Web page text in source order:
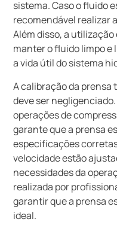
sistema. Caso o fluido
recomendável realizar
Além disso, a utilização
manter o fluido limpo e
a vida útil do sistema
A calibração da prensa
deve ser
operações de
garante que a prensa
especificações
velocidade estão
necessidades da
realizada por
garantir que a prensa
ideal.